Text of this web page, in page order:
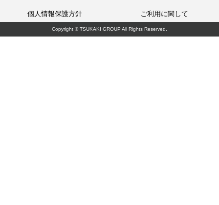
個人情報保護方針 ご利用に関して
Copyright © TSUKAKI GROUP All Rights Reserved.